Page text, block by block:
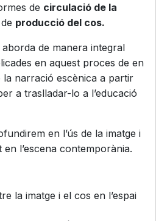
de circulació de la
producció del cos.
de manera integral
en aquest proces de en
la narració escènica a partir
a traslladar-lo a l’educació
en l’ús de la imatge i
l’escena contemporània.
la imatge i el cos en l’espai